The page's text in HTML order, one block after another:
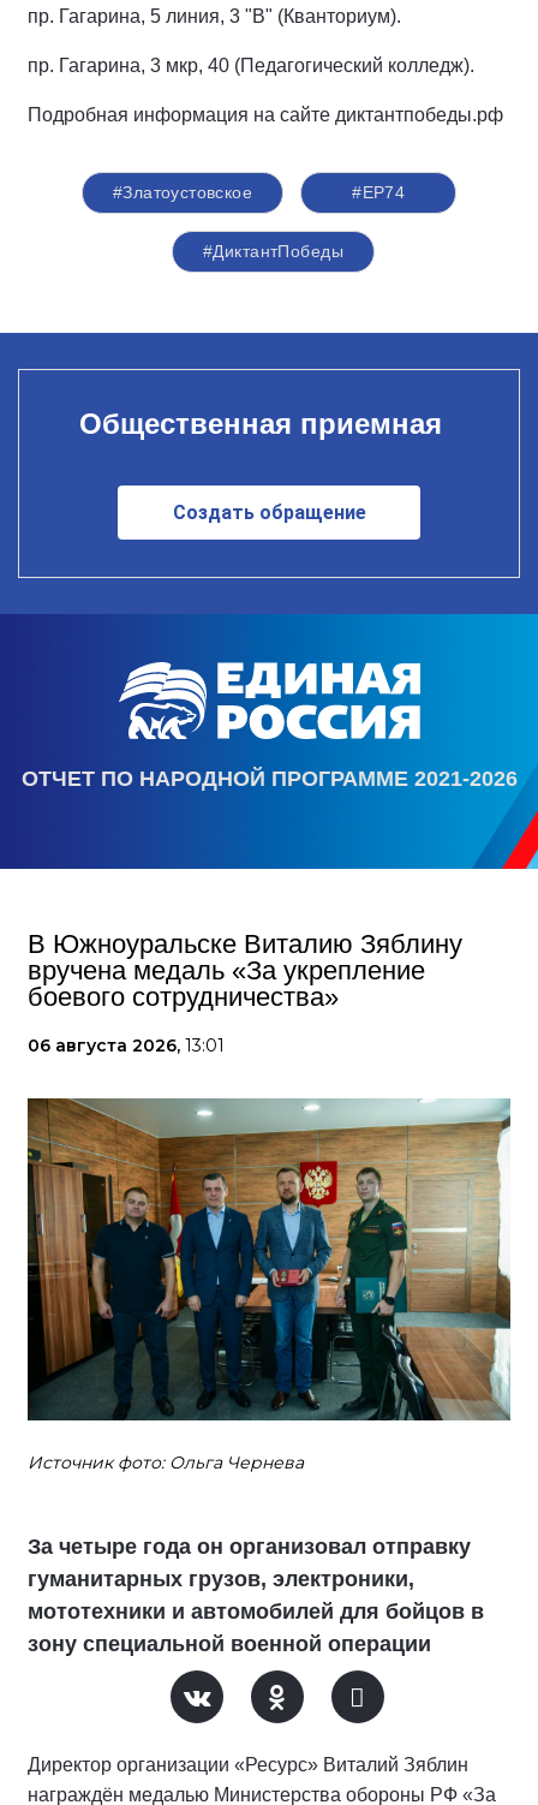
пр. Гагарина, 5 линия, 3 "В" (Кванториум).
пр. Гагарина, 3 мкр, 40 (Педагогический колледж).
Подробная информация на сайте диктантпобеды.рф
#Златоустовское #ЕР74
#ДиктантПобеды
Общественная приемная
Создать обращение
ОТЧЕТ ПО НАРОДНОЙ ПРОГРАММЕ 2021-2026
В Южноуральске Виталию Зяблину
вручена медаль «За укрепление
боевого сотрудничества»
06 августа 2026, 13:01
Источник фото: Ольга Чернева
За четыре года он организовал отправку
гуманитарных грузов, электроники,
мототехники и автомобилей для бойцов в
зону специальной военной операции
Директор организации «Ресурс» Виталий Зяблин
награждён медалью Министерства обороны РФ «За